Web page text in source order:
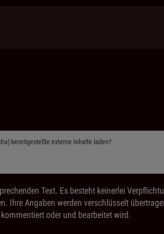
bereitgestellte externe Inhalte laden?
Text. Es besteht keinerlei
Ihre Angaben werden verschlüsselt
oder und bearbeitet wird.